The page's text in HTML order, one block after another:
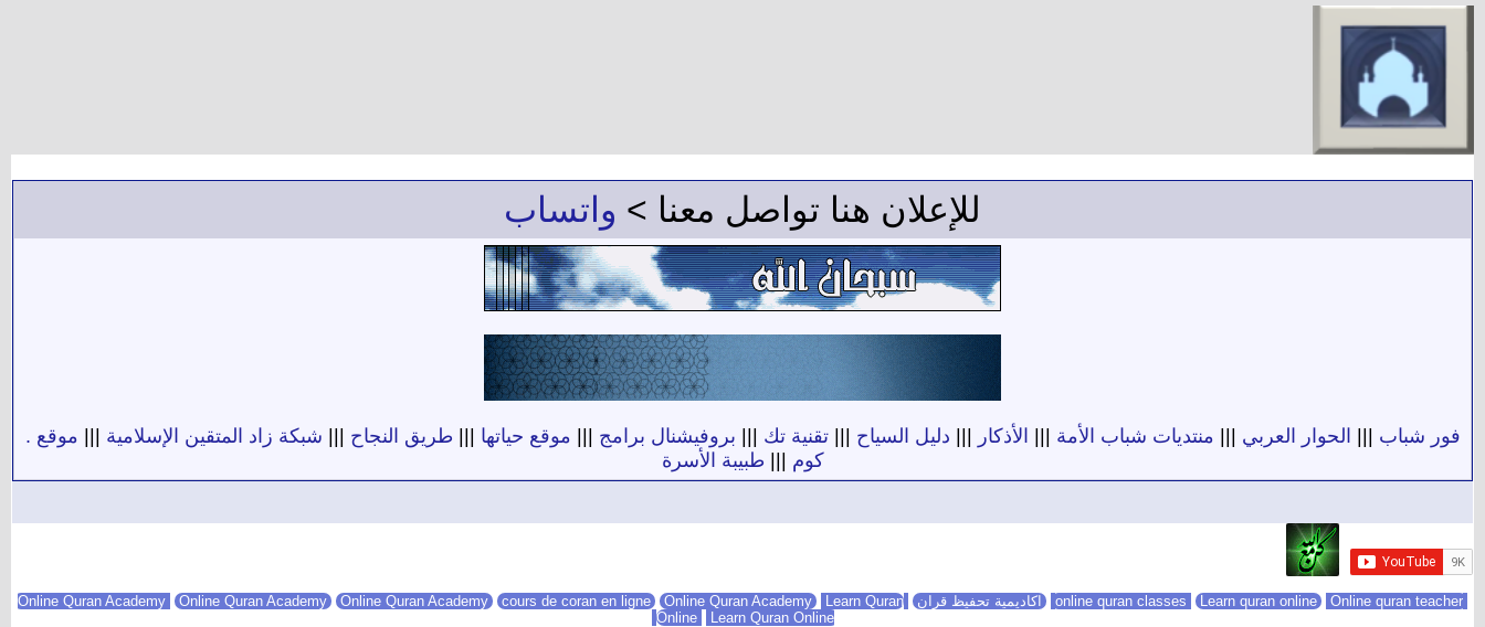
للإعلان هنا تواصل معنا > واتساب
فور شباب الحوار العربي منتديات شباب الأمة الأذكار دليل السياح |||تقنية تك بروفيشنال برامج موقع حياتها طريق النجاح شبكة زاد المتقين الإسلامية
موقع .
كوم
طبيبة الأسرة
Learn quran online Online quran teacher اكاديمية تحفيظ قران Online Quran Academy Online Quran Academy cours de coran en ligne Online Quran Academy
Learn Quran
Online
Learn Quran Online